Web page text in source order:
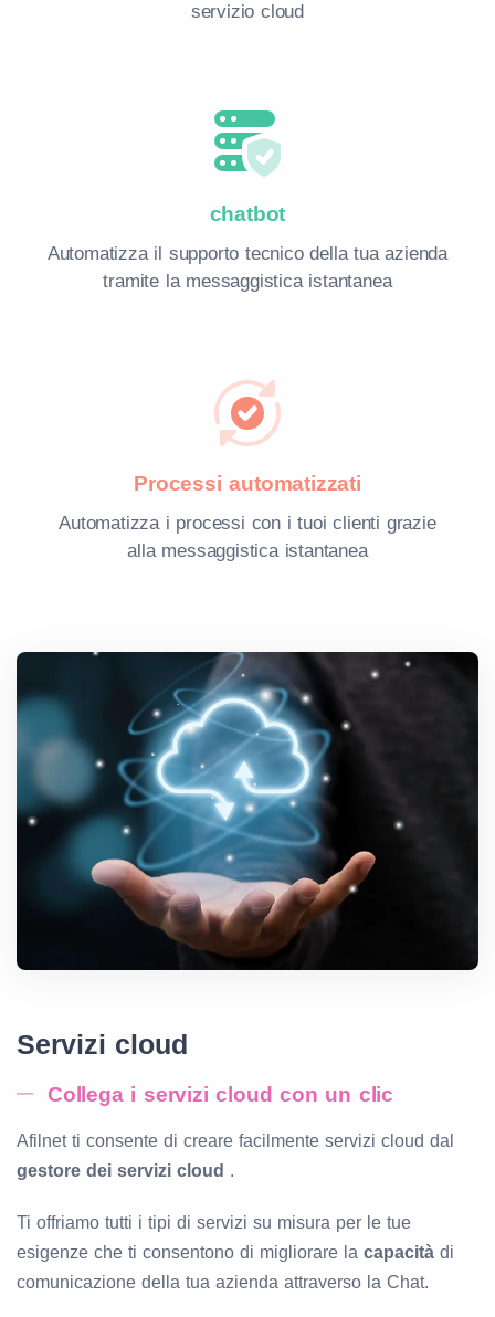
servizio cloud
chatbot
Automatizza il supporto tecnico della tua azienda
tramite la messaggistica istantanea
Processi automatizzati
Automatizza i processi con i tuoi clienti grazie
alla messaggistica istantanea
Servizi cloud
Collega i servizi cloud con un clic
Afilnet ti consente di creare facilmente servizi cloud dal
gestore dei servizi cloud .
Ti offriamo tutti i tipi di servizi su misura per le tue
esigenze che ti consentono di migliorare la capacità di
comunicazione della tua azienda attraverso la Chat.